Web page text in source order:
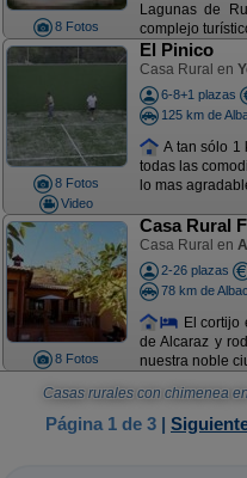
8 Fotos
Lagunas de
complejo
8 Fotos
Video
El Pinico
Casa Rural en
6-8+1 plazas
125 km de
A tan sólo 1
todas las
lo mas
8 Fotos
Casa Rural
Casa Rural en
2-26 plazas
78 km de
El cortijo
de Alcaraz y
nuestra noble
Casas rurales con chimenea
Página 1 de 3 |